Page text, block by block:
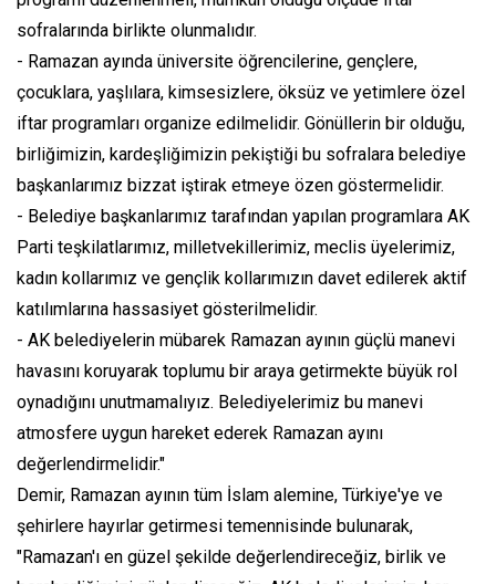
sofralarında birlikte olunmalıdır.
- Ramazan ayında üniversite öğrencilerine, gençlere,
çocuklara, yaşlılara, kimsesizlere, öksüz ve yetimlere özel
iftar programları organize edilmelidir. Gönüllerin bir olduğu,
birliğimizin, kardeşliğimizin pekiştiği bu sofralara belediye
başkanlarımız bizzat iştirak etmeye özen göstermelidir.
- Belediye başkanlarımız tarafından yapılan programlara AK
Parti teşkilatlarımız, milletvekillerimiz, meclis üyelerimiz,
kadın kollarımız ve gençlik kollarımızın davet edilerek aktif
katılımlarına hassasiyet gösterilmelidir.
- AK belediyelerin mübarek Ramazan ayının güçlü manevi
havasını koruyarak toplumu bir araya getirmekte büyük rol
oynadığını unutmamalıyız. Belediyelerimiz bu manevi
atmosfere uygun hareket ederek Ramazan ayını
değerlendirmelidir."
Demir, Ramazan ayının tüm İslam alemine, Türkiye'ye ve
şehirlere hayırlar getirmesi temennisinde bulunarak,
"Ramazan'ı en güzel şekilde değerlendireceğiz, birlik ve